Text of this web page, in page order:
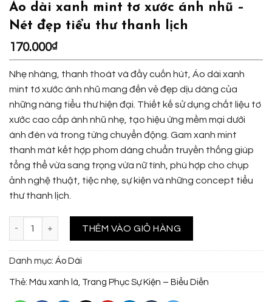
Áo dài xanh mint tơ xước ánh nhũ –
Nét đẹp tiểu thư thanh lịch
170.000₫
Nhẹ nhàng, thanh thoát và đầy cuốn hút, Áo dài xanh
mint tơ xước ánh nhũ mang đến vẻ đẹp dịu dàng của
những nàng tiểu thư hiện đại. Thiết kế sử dụng chất liệu tơ
xước cao cấp ánh nhũ nhẹ, tạo hiệu ứng mềm mại dưới
ánh đèn và trong từng chuyển động. Gam xanh mint
thanh mát kết hợp phom dáng chuẩn truyền thống giúp
tổng thể vừa sang trọng vừa nữ tính, phù hợp cho chụp
ảnh nghệ thuật, tiệc nhẹ, sự kiện và những concept tiểu
thư thanh lịch.
Áo dài xanh mint tơ xước ánh nhũ - Nét đẹp tiểu thư thanh lịch số
THÊM VÀO GIỎ HÀNG
Danh mục: Áo Dài
Thẻ: Màu xanh lá Trang Phục Sự Kiện – Biểu Diễn